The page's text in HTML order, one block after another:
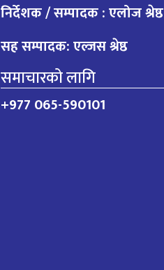
निर्देशक / सम्पादक : एलोज श्रेष्ठ
सह सम्पादक: एल्जस श्रेष्ठ
समाचारको लागि
+977 065-590101